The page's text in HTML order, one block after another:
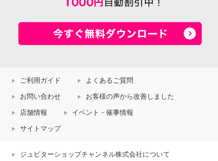
ご利用ガイド よくあるご質問
お問い合わせ お客様の声から改善しました
店舗情報 イベント・催事情報
サイトマップ
ジュピターショップチャンネル株式会社について